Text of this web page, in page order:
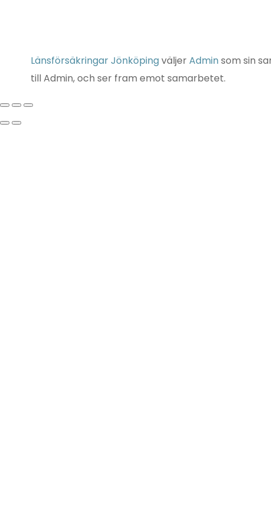
Länsförsäkringar JönköpingväljerAdminsom sin
till Admin, och ser fram emot samarbetet.